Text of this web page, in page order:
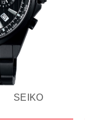
SEIKO